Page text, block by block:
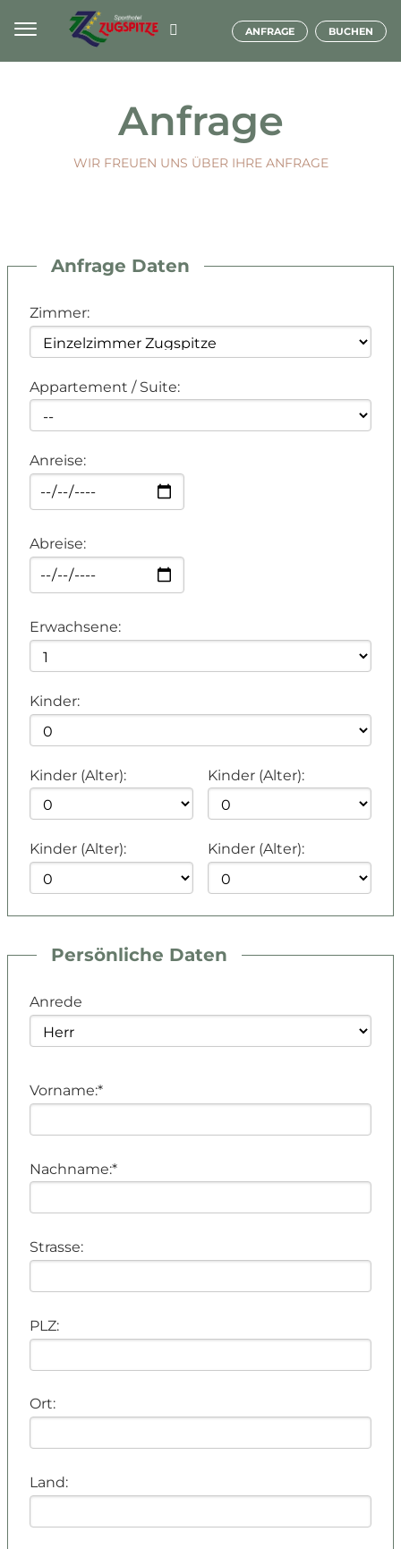
ANFRAGE BUCHEN
Home
Zimmer & Preise
Vitaloase
Restaurant
Winter
Kontakt & Anfrage
» Übersicht
Anfrage
WIR FREUEN UNS ÜBER IHRE ANFRAGE
Anfrage Daten
Zimmer:
Appartement / Suite:
Anreise:
Abreise:
Erwachsene:
Kinder:
Kinder (Alter): Kinder (Alter):
Kinder (Alter): Kinder (Alter):
Persönliche Daten
Anrede
Vorname:*
Nachname:*
Strasse:
PLZ:
Ort:
Land: